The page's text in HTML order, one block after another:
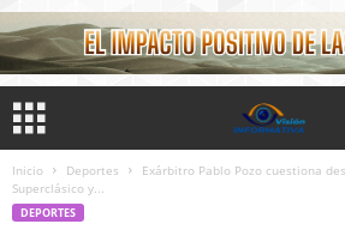
Inicio Deportes
Exárbitro Pablo Pozo cuestiona
Superclásico y...
DEPORTES